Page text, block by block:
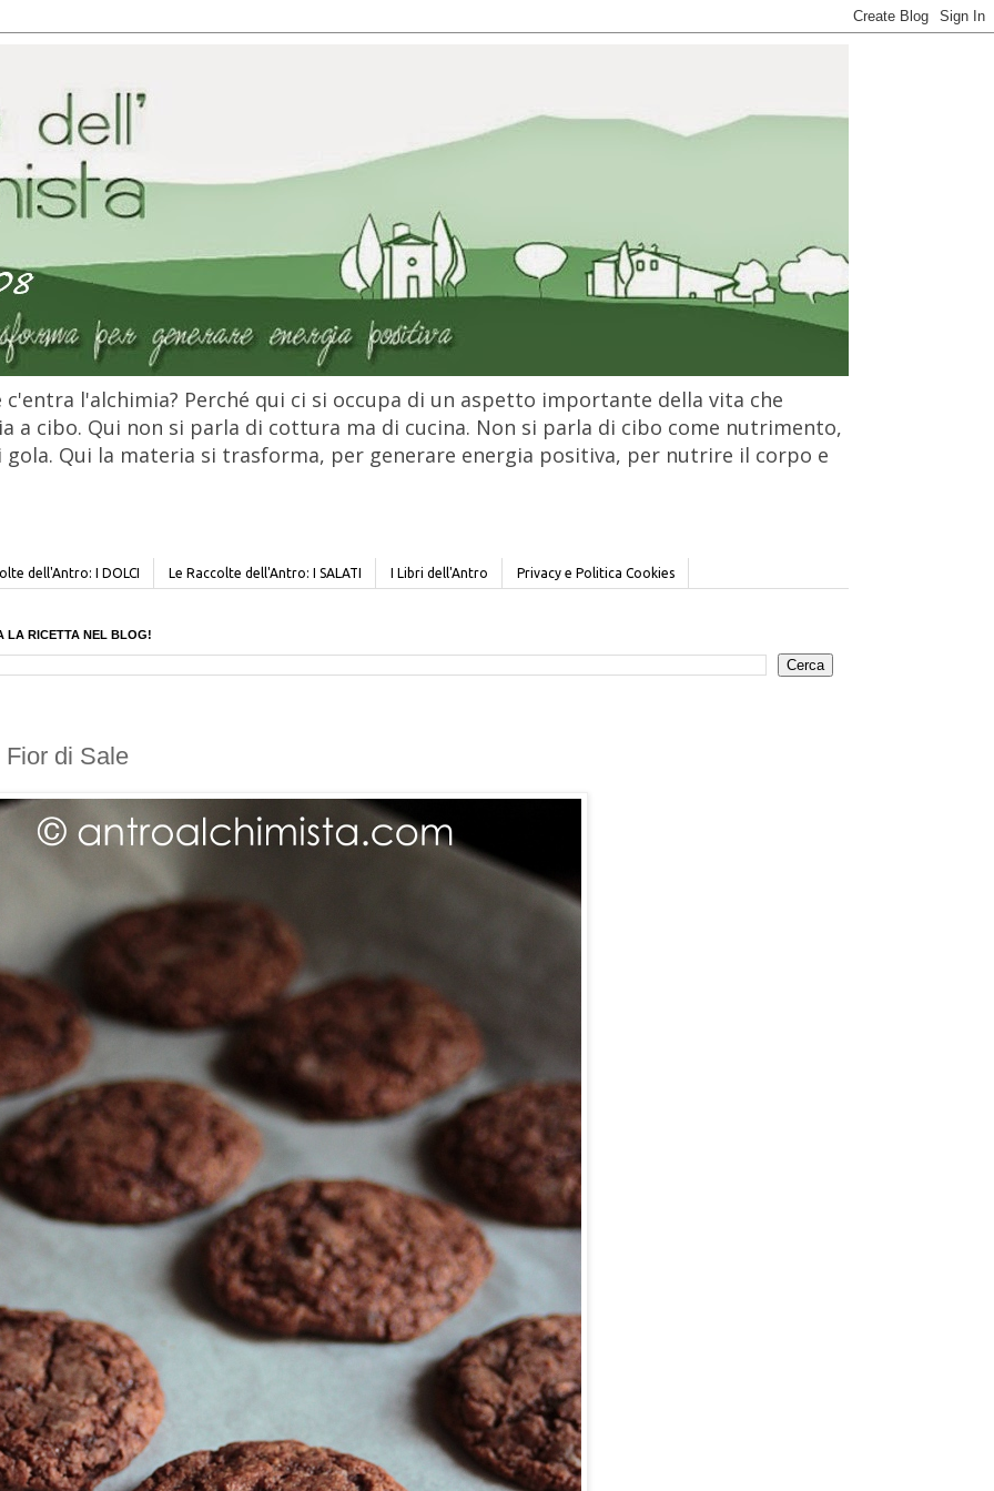
c'entra l'alchimia? Perché qui ci si occupa di un aspetto importante della vita che
a cibo. Qui non si parla di cottura ma di cucina. Non si parla di cibo come nutrimento,
Qui la materia si trasforma, per generare energia positiva, per nutrire il corpo e
dell'Antro: I DOLCI Le Raccolte dell'Antro: I SALATI I Libri dell'Antro Privacy e Politica Cookies
LA RICETTA NEL BLOG!
di Sale